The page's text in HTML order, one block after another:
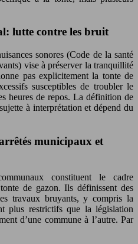
lutte contre les bruit
sonores (Code de la santé
vise à préserver la tranquillité
pas explicitement la tonte de
susceptibles de troubler le
heures de repos. La définition de
à interprétation et dépend du
municipaux et
constituent le cadre
de gazon. Ils définissent des
travaux bruyants, y compris la
plus restrictifs que la législation
d’une commune à l’autre. Par